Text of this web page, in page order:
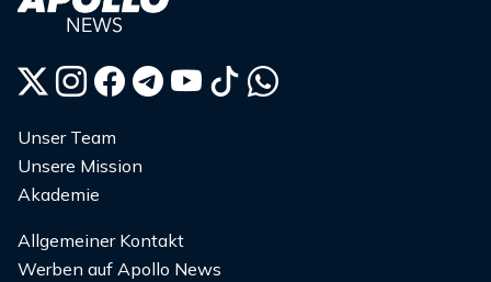
Unser Team
Unsere Mission
Akademie
Allgemeiner Kontakt
Werben auf Apollo News